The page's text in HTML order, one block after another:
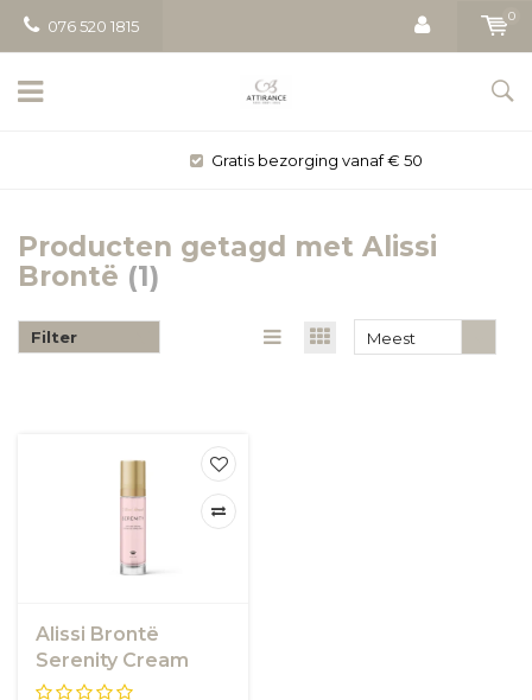
076 520 1815
0
Gratis bezorging vanaf € 50
Producten getagd met Alissi
Brontë (1)
Filter
Meest
Alissi Brontë
Serenity Cream